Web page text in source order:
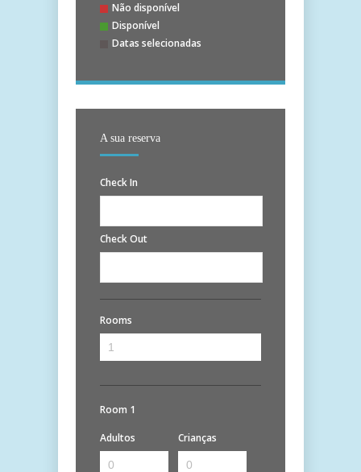
Não disponível
Disponível
Datas selecionadas
A sua reserva
Check In
Check Out
Rooms
Room 1
Adultos Crianças